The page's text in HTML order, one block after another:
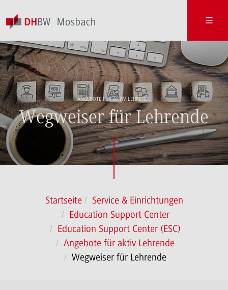
ANGEBOTE FÜR AKTIV LEHRENDE
Wegweiser für Lehrende
Startseite
Service & Einrichtungen
Education Support Center
Education Support Center (ESC)
Angebote für aktiv Lehrende
Wegweiser für Lehrende